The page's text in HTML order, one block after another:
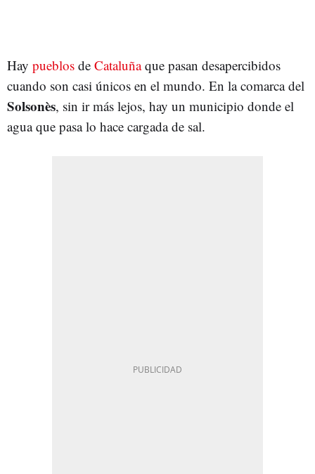
Hay pueblos de Cataluñaque pasan desapercibidos
cuando son casi únicos en el mundo. En la comarca del
Solsonès, sin ir más lejos, hay un municipio donde el
agua que pasa lo hace cargada de sal.